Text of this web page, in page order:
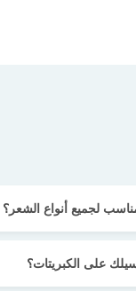
لجميع أنواع الشعر؟
على الكبريتات؟